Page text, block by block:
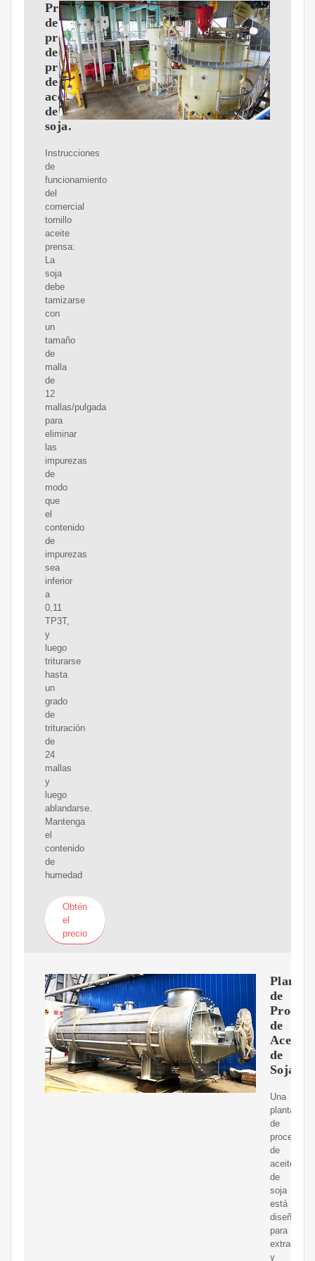
Proceso
de
producción
de
prensa
de
aceite
de
soja.
Instrucciones
de
funcionamiento
del
comercial
tornillo
aceite
prensa:
La
soja
debe
tamizarse
con
un
tamaño
de
malla
de
12
mallas/pulgada
para
eliminar
las
impurezas
de
modo
que
el
contenido
de
impurezas
sea
inferior
a
0,11
TP3T,
y
luego
triturarse
hasta
un
grado
de
trituración
de
24
mallas
y
luego
ablandarse.
Mantenga
el
contenido
de
humedad
Obtén
el
precio
Planta
de
de
Aceite
de
Soja
Una
planta
de
de
aceite
de
soja
está
diseñada
para
extraer
y